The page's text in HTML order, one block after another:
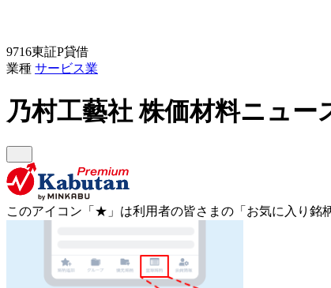
9716東証P貸借
業種 サービス業
乃村工藝社株価材料ニュー
このアイコン 「★」 は利用者の皆さまの 「お気に入り銘